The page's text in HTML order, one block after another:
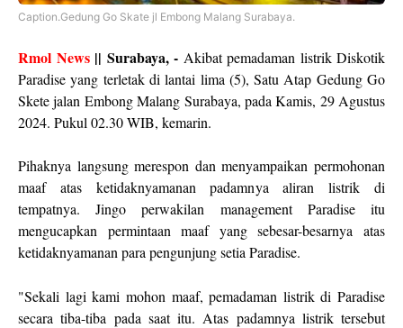
Caption.Gedung Go Skate jl Embong Malang Surabaya.
Rmol News|| Surabaya, - Akibat pemadaman listrik Diskotik
Paradise yang terletak di lantai lima (5), Satu Atap Gedung Go
Skete jalan Embong Malang Surabaya, pada Kamis, 29 Agustus
2024. Pukul 02.30 WIB, kemarin.
Pihaknya langsung merespon dan menyampaikan permohonan
maaf atas ketidaknyamanan padamnya aliran listrik di
tempatnya. Jingo perwakilan management Paradise itu
mengucapkan permintaan maaf yang sebesar-besarnya atas
ketidaknyamanan para pengunjung setia Paradise.
"Sekali lagi kami mohon maaf, pemadaman listrik di Paradise
secara tiba-tiba pada saat itu. Atas padamnya listrik tersebut